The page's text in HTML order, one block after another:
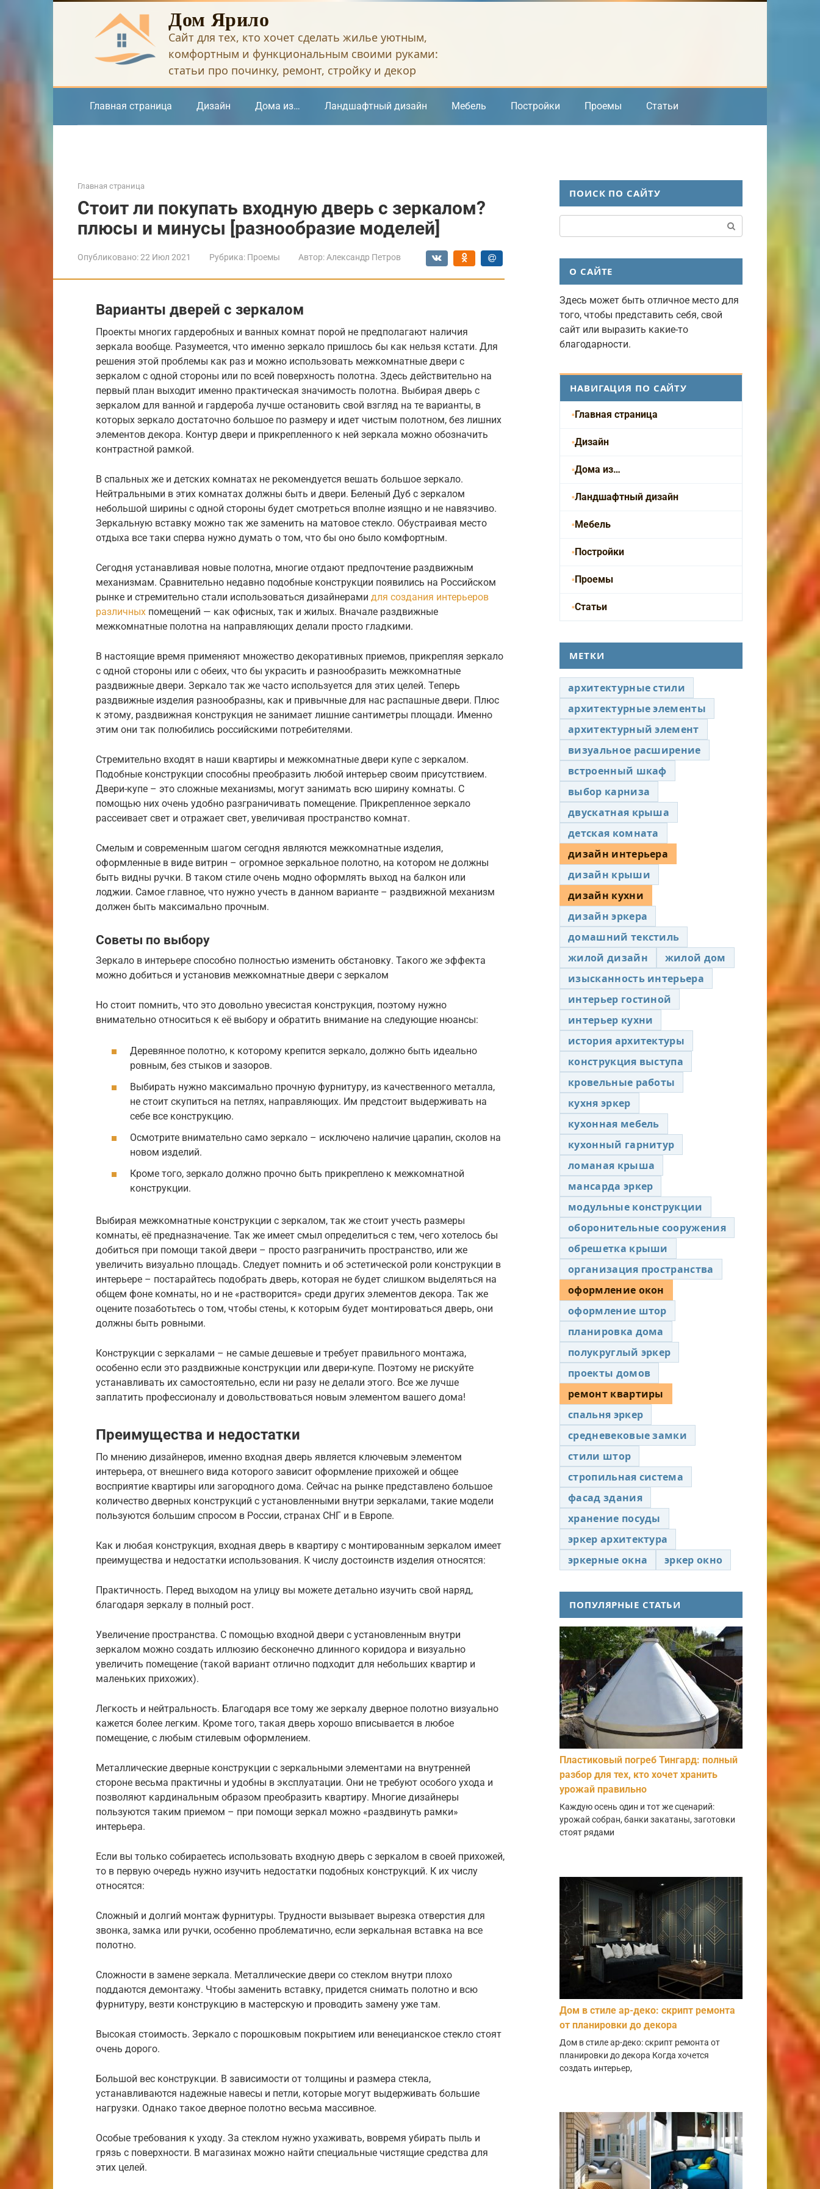
Дом Ярило
Сайт для тех, кто хочет сделать жилье уютным,
комфортным и функциональным своими руками:
статьи про починку, ремонт, стройку и декор
Главная страница Дизайн Дома из… Ландшафтный дизайн Мебель Постройки Проемы Статьи
Главная страница
Стоит ли покупать входную дверь с зеркалом?
плюсы и минусы [разнообразие моделей]
Опубликовано:22 Июл 2021 Рубрика: Проемы Автор: Александр Петров
Варианты дверей с зеркалом
Проекты многих гардеробных и ванных комнат порой не предполагают наличия
зеркала вообще. Разумеется, что именно зеркало пришлось бы как нельзя кстати. Для
решения этой проблемы как раз и можно использовать межкомнатные двери с
зеркалом с одной стороны или по всей поверхность полотна. Здесь действительно на
первый план выходит именно практическая значимость полотна. Выбирая дверь с
зеркалом для ванной и гардероба лучше остановить свой взгляд на те варианты, в
которых зеркало достаточно большое по размеру и идет чистым полотном, без лишних
элементов декора. Контур двери и прикрепленного к ней зеркала можно обозначить
контрастной рамкой.
В спальных же и детских комнатах не рекомендуется вешать большое зеркало.
Нейтральными в этих комнатах должны быть и двери. Беленый Дуб с зеркалом
небольшой ширины с одной стороны будет смотреться вполне изящно и не навязчиво.
Зеркальную вставку можно так же заменить на матовое стекло. Обустраивая место
отдыха все таки сперва нужно думать о том, что бы оно было комфортным.
Сегодня устанавливая новые полотна, многие отдают предпочтение раздвижным
механизмам. Сравнительно недавно подобные конструкции появились на Российском
рынке и стремительно стали использоваться дизайнерами для создания интерьеров
различных помещений — как офисных, так и жилых. Вначале раздвижные
межкомнатные полотна на направляющих делали просто гладкими.
В настоящие время применяют множество декоративных приемов, прикрепляя зеркало
с одной стороны или с обеих, что бы украсить и разнообразить межкомнатные
раздвижные двери. Зеркало так же часто используется для этих целей. Теперь
раздвижные изделия разнообразны, как и привычные для нас распашные двери. Плюс
к этому, раздвижная конструкция не занимает лишние сантиметры площади. Именно
этим они так полюбились российскими потребителями.
Стремительно входят в наши квартиры и межкомнатные двери купе с зеркалом.
Подобные конструкции способны преобразить любой интерьер своим присутствием.
Двери-купе – это сложные механизмы, могут занимать всю ширину комнаты. С
помощью них очень удобно разграничивать помещение. Прикрепленное зеркало
рассеивает свет и отражает свет, увеличивая пространство комнат.
Смелым и современным шагом сегодня являются межкомнатные изделия,
оформленные в виде витрин – огромное зеркальное полотно, на котором не должны
быть видны ручки. В таком стиле очень модно оформлять выход на балкон или
лоджии. Самое главное, что нужно учесть в данном варианте – раздвижной механизм
должен быть максимально прочным.
Советы по выбору
Зеркало в интерьере способно полностью изменить обстановку. Такого же эффекта
можно добиться и установив межкомнатные двери с зеркалом
Но стоит помнить, что это довольно увесистая конструкция, поэтому нужно
внимательно относиться к её выбору и обратить внимание на следующие нюансы:
Деревянное полотно, к которому крепится зеркало, должно быть идеально
ровным, без стыков и зазоров.
Выбирать нужно максимально прочную фурнитуру, из качественного металла,
не стоит скупиться на петлях, направляющих. Им предстоит выдерживать на
себе все конструкцию.
Осмотрите внимательно само зеркало – исключено наличие царапин, сколов на
новом изделий.
Кроме того, зеркало должно прочно быть прикреплено к межкомнатной
конструкции.
Выбирая межкомнатные конструкции с зеркалом, так же стоит учесть размеры
комнаты, её предназначение. Так же имеет смыл определиться с тем, чего хотелось бы
добиться при помощи такой двери – просто разграничить пространство, или же
увеличить визуально площадь. Следует помнить и об эстетической роли конструкции в
интерьере – постарайтесь подобрать дверь, которая не будет слишком выделяться на
общем фоне комнаты, но и не «растворится» среди других элементов декора. Так же
оцените позаботьтесь о том, чтобы стены, к которым будет монтироваться дверь, они
должны быть ровными.
Конструкции с зеркалами – не самые дешевые и требует правильного монтажа,
особенно если это раздвижные конструкции или двери-купе. Поэтому не рискуйте
устанавливать их самостоятельно, если ни разу не делали этого. Все же лучше
заплатить профессионалу и довольствоваться новым элементом вашего дома!
Преимущества и недостатки
По мнению дизайнеров, именно входная дверь является ключевым элементом
интерьера, от внешнего вида которого зависит оформление прихожей и общее
восприятие квартиры или загородного дома. Сейчас на рынке представлено большое
количество дверных конструкций с установленными внутри зеркалами, такие модели
пользуются большим спросом в России, странах СНГ и в Европе.
Как и любая конструкция, входная дверь в квартиру с монтированным зеркалом имеет
преимущества и недостатки использования. К числу достоинств изделия относятся:
Практичность. Перед выходом на улицу вы можете детально изучить свой наряд,
благодаря зеркалу в полный рост.
Увеличение пространства. С помощью входной двери с установленным внутри
зеркалом можно создать иллюзию бесконечно длинного коридора и визуально
увеличить помещение (такой вариант отлично подходит для небольших квартир и
маленьких прихожих).
Легкость и нейтральность. Благодаря все тому же зеркалу дверное полотно визуально
кажется более легким. Кроме того, такая дверь хорошо вписывается в любое
помещение, с любым стилевым оформлением.
Металлические дверные конструкции с зеркальными элементами на внутренней
стороне весьма практичны и удобны в эксплуатации. Они не требуют особого ухода и
позволяют кардинальным образом преобразить квартиру. Многие дизайнеры
пользуются таким приемом – при помощи зеркал можно «раздвинуть рамки»
интерьера.
Если вы только собираетесь использовать входную дверь с зеркалом в своей прихожей,
то в первую очередь нужно изучить недостатки подобных конструкций. К их числу
относятся:
Сложный и долгий монтаж фурнитуры. Трудности вызывает вырезка отверстия для
звонка, замка или ручки, особенно проблематично, если зеркальная вставка на все
полотно.
Сложности в замене зеркала. Металлические двери со стеклом внутри плохо
поддаются демонтажу. Чтобы заменить вставку, придется снимать полотно и всю
фурнитуру, везти конструкцию в мастерскую и проводить замену уже там.
Высокая стоимость. Зеркало с порошковым покрытием или венецианское стекло стоят
очень дорого.
Большой вес конструкции. В зависимости от толщины и размера стекла,
устанавливаются надежные навесы и петли, которые могут выдерживать большие
нагрузки. Однако такое дверное полотно весьма массивное.
Особые требования к уходу. За стеклом нужно ухаживать, вовремя убирать пыль и
грязь с поверхности. В магазинах можно найти специальные чистящие средства для
этих целей.
ПОИСК ПО САЙТУ
О САЙТЕ
Здесь может быть отличное место для
того, чтобы представить себя, свой
сайт или выразить какие-то
благодарности.
НАВИГАЦИЯ ПО САЙТУ
Главная страница
Дизайн
Дома из…
Ландшафтный дизайн
Мебель
Постройки
Проемы
Статьи
МЕТКИ
архитектурные стили
архитектурные элементы
архитектурный элемент
визуальное расширение
встроенный шкаф
выбор карниза
двускатная крыша
детская комната
дизайн интерьера
дизайн крыши
дизайн кухни
дизайн эркера
домашний текстиль
жилой дизайн
жилой дом
изысканность интерьера
интерьер гостиной
интерьер кухни
история архитектуры
конструкция выступа
кровельные работы
кухня эркер
кухонная мебель
кухонный гарнитур
ломаная крыша
мансарда эркер
модульные конструкции
оборонительные сооружения
обрешетка крыши
организация пространства
оформление окон
оформление штор
планировка дома
полукруглый эркер
проекты домов
ремонт квартиры
спальня эркер
средневековые замки
стили штор
стропильная система
фасад здания
хранение посуды
эркер архитектура
эркерные окна
эркер окно
ПОПУЛЯРНЫЕ СТАТЬИ
Пластиковый погреб Тингард: полный
разбор для тех, кто хочет хранить
урожай правильно
Каждую осень один и тот же сценарий:
урожай собран, банки закатаны, заготовки
стоят рядами
Дом в стиле ар-деко: скрипт ремонта
от планировки до декора
Дом в стиле ар-деко: скрипт ремонта от
планировки до декора Когда хочется
создать интерьер,